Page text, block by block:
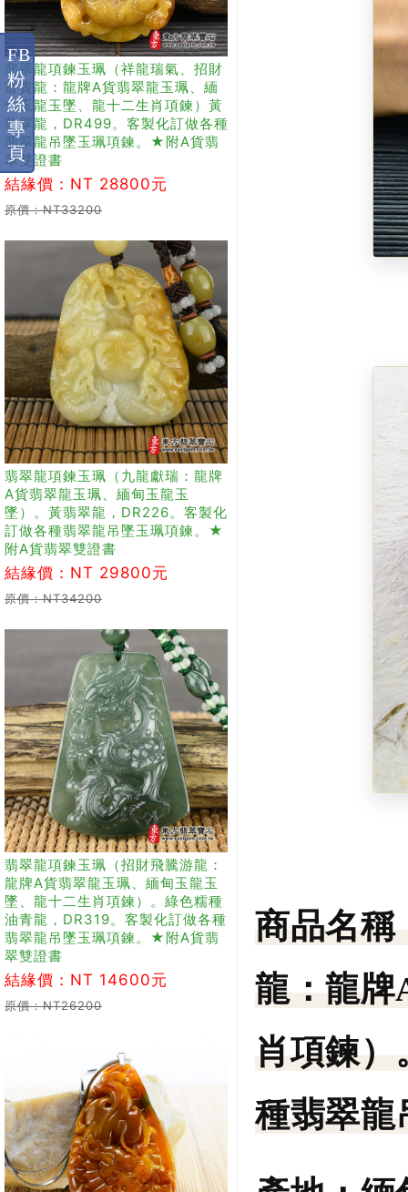
翡翠龍項鍊玉珮（祥龍瑞氣、招財
富貴龍：龍牌A貨翡翠龍玉珮、緬
甸玉龍玉墜、龍十二生肖項鍊）黃
翡翠龍，DR499。客製化訂做各種
翡翠龍吊墜玉珮項鍊。★附A貨翡
翠雙證書
結緣價：NT 28800元
原價：NT33200
翡翠龍項鍊玉珮（九龍獻瑞：龍牌
A貨翡翠龍玉珮、緬甸玉龍玉
墜）。黃翡翠龍，DR226。客製化
訂做各種翡翠龍吊墜玉珮項鍊。★
附A貨翡翠雙證書
結緣價：NT 29800元
原價：NT34200
翡翠龍項鍊玉珮（招財飛騰游龍：
龍牌A貨翡翠龍玉珮、緬甸玉龍玉
墜、龍十二生肖項鍊）。綠色糯種
油青龍，DR319。客製化訂做各種
翡翠龍吊墜玉珮項鍊。★附A貨翡
翠雙證書
結緣價：NT 14600元
原價：NT26200
商品名稱
龍：龍牌
肖項鍊）
種翡翠
FB
粉
絲
專
頁